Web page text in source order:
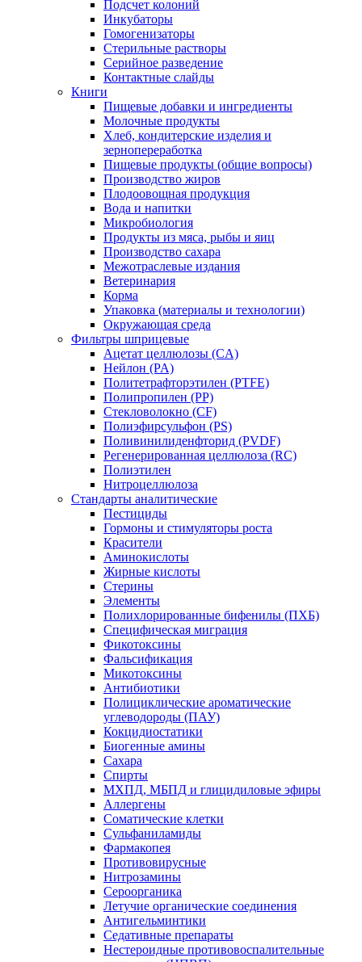
Подсчет колоний
Инкубаторы
Гомогенизаторы
Стерильные растворы
Серийное разведение
Контактные слайды
Книги
Пищевые добавки и ингредиенты
Молочные продукты
Хлеб, кондитерские изделия и
зернопереработка
Пищевые продукты (общие вопросы)
Производство жиров
Плодоовощная продукция
Вода и напитки
Микробиология
Продукты из мяса, рыбы и яиц
Производство сахара
Межотраслевые издания
Ветеринария
Корма
Упаковка (материалы и технологии)
Окружающая среда
Фильтры шприцевые
Ацетат целлюлозы (CA)
Нейлон (PA)
Политетрафторэтилен (PTFE)
Полипропилен (PP)
Стекловолокно (CF)
Полиэфирсульфон (PS)
Поливинилиденфторид (PVDF)
Регенерированная целлюлоза (RC)
Полиэтилен
Нитроцеллюлоза
Стандарты аналитические
Пестициды
Гормоны и стимуляторы роста
Красители
Аминокислоты
Жирные кислоты
Стерины
Элементы
Полихлорированные бифенилы (ПХБ)
Специфическая миграция
Фикотоксины
Фальсификация
Микотоксины
Антибиотики
Полициклические ароматические
углеводороды (ПАУ)
Кокцидиостатики
Биогенные амины
Сахара
Спирты
МХПД, МБПД и глицидиловые эфиры
Аллергены
Соматические клетки
Сульфаниламиды
Фармакопея
Противовирусные
Нитрозамины
Сероорганика
Летучие органические соединения
Антигельминтики
Седативные препараты
Нестероидные противовоспалительные